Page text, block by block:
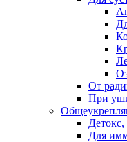
От
При
Для